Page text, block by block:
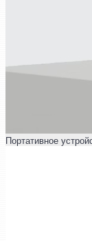
Портативное